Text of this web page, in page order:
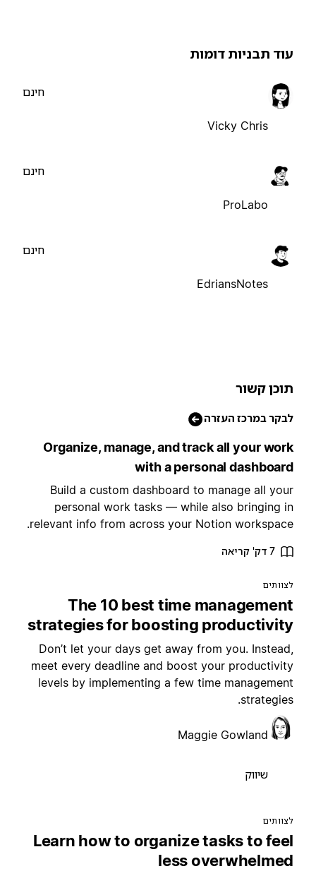
תבניות דומות
Vicky Chris
ProLabo
EdriansNotes
קשור
במרכז העזרה
Organize, manage, and track all your
with a personal
Build a custom dashboard to manage all
personal work tasks — while also bringing
relevant info from across your Notion
The 10 best time
strategies for boosting
Don’t let your days get away from you.
meet every deadline and boost your
levels by implementing a few time
Maggie Gowland
Learn how to organize tasks to
less